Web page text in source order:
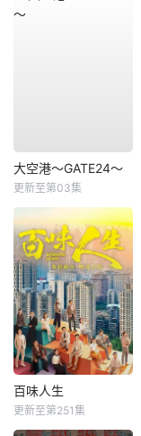
大空港～GATE24～
更新至第03集
百味人生
更新至第251集